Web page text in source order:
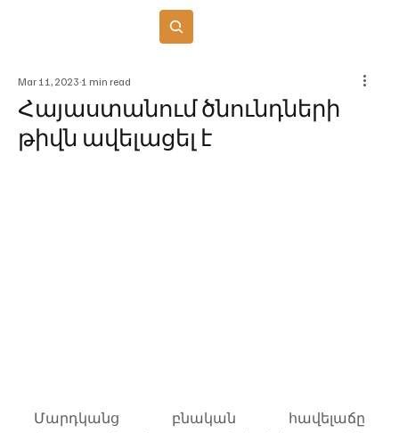
Հայաստանում ծնունդների
թիվն ավելացել է
Mar 11, 2023 1 min read
Մարդկանց բնական հավելաճը